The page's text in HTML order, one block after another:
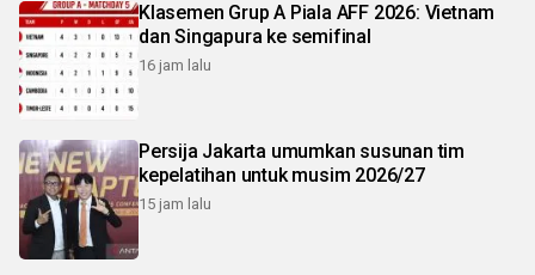
Klasemen Grup A Piala AFF 2026: Vietnam
dan Singapura ke semifinal
16 jam lalu
Persija Jakarta umumkan susunan tim
kepelatihan untuk musim 2026/27
15 jam lalu